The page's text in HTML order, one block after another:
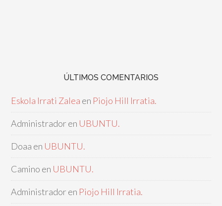
ÚLTIMOS COMENTARIOS
Eskola Irrati Zalea en Piojo Hill Irratia.
Administradoren UBUNTU.
Doaa en UBUNTU.
Camino en UBUNTU.
Administradoren Piojo Hill Irratia.